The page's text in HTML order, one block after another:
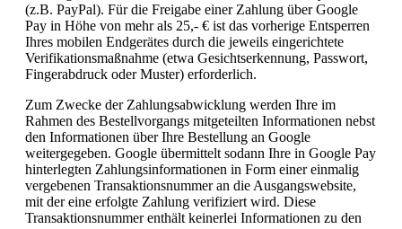
(z.B. PayPal). Für die Freigabe einer Zahlung über Google
Pay in Höhe von mehr als 25,- € ist das vorherige Entsperren
Ihres mobilen Endgerätes durch die jeweils eingerichtete
Verifikationsmaßnahme (etwa Gesichtserkennung, Passwort,
Fingerabdruck oder Muster) erforderlich.
Zum Zwecke der Zahlungsabwicklung werden Ihre im
Rahmen des Bestellvorgangs mitgeteilten Informationen nebst
den Informationen über Ihre Bestellung an Google
weitergegeben. Google übermittelt sodann Ihre in Google Pay
hinterlegten Zahlungsinformationen in Form einer einmalig
vergebenen Transaktionsnummer an die Ausgangswebsite,
mit der eine erfolgte Zahlung verifiziert wird. Diese
Transaktionsnummer enthält keinerlei Informationen zu den